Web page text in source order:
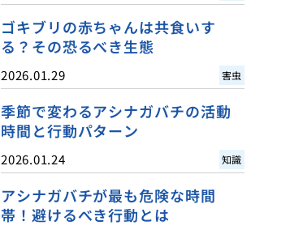
ゴキブリの赤ちゃんは共食いす
る？その恐るべき生態
2026.01.29 害虫
季節で変わるアシナガバチの活動
時間と行動パターン
2026.01.24 知識
アシナガバチが最も危険な時間
帯！避けるべき行動とは